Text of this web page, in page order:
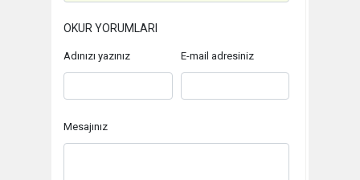
OKUR YORUMLARI
Adınızı yazınız E-mail adresiniz
Mesajınız